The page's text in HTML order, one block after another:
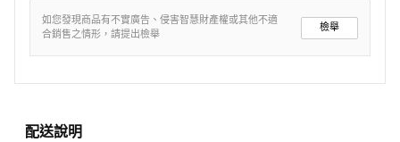
如您發現商品有不實廣告、侵害智慧財產權或其他不適
合銷售之情形，請提出檢舉
檢舉
配送說明